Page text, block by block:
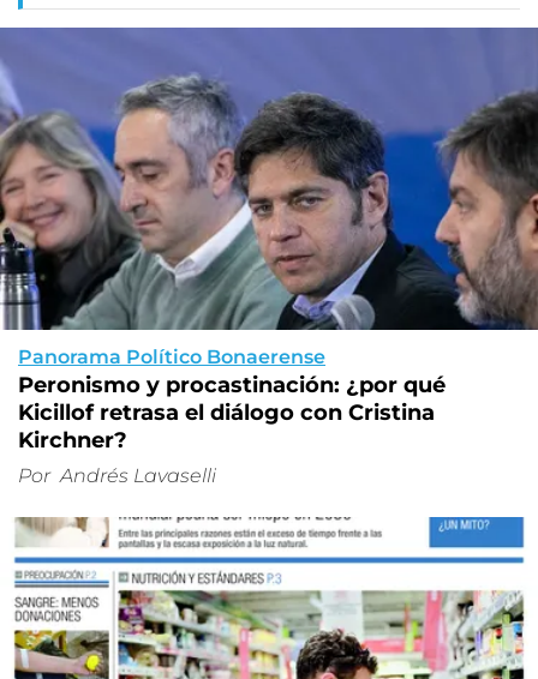
Panorama Político Bonaerense
Peronismo y procastinación: ¿por qué
Kicillof retrasa el diálogo con Cristina
Kirchner?
Por Andrés Lavaselli